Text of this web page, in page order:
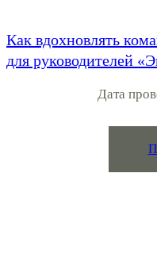
Как вдохновлять
для руководителей
Дата